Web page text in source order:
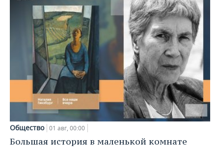
Общество 01 авг, 00:00
Большая история в маленькой комнате